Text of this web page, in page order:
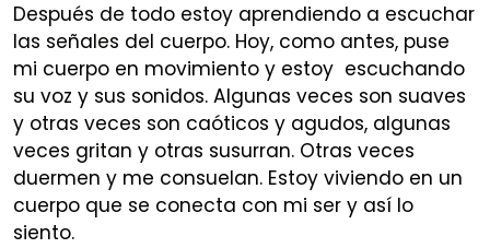
Después de todo estoy aprendiendo a escuchar
las señales del cuerpo. Hoy, como antes, puse
mi cuerpo en movimiento y estoy escuchando
su voz y sus sonidos. Algunas veces son suaves
y otras veces son caóticos y agudos, algunas
veces gritan y otras susurran. Otras veces
duermen y me consuelan. Estoy viviendo en un
cuerpo que se conecta con mi ser y así lo
siento.